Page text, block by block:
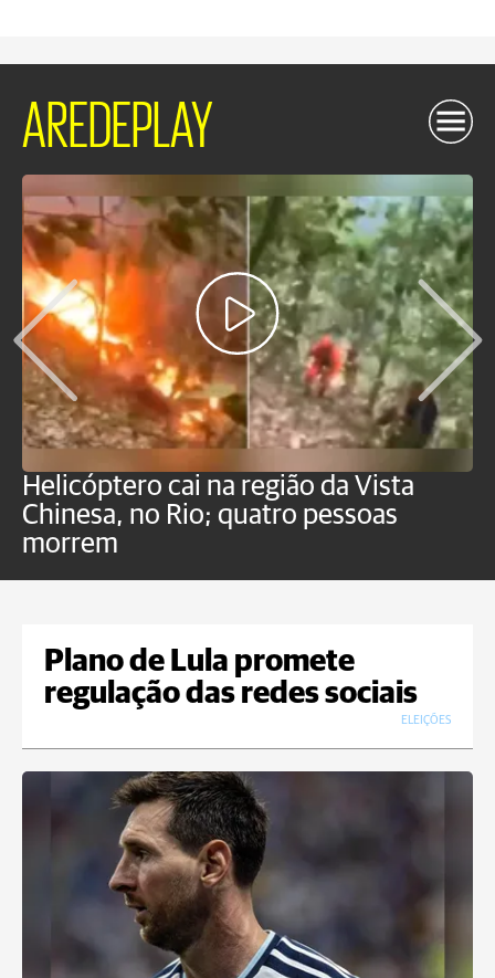
AREDEPLAY
Helicóptero cai na região da Vista
Chinesa, no Rio; quatro pessoas
morrem
Plano de Lula promete
regulação das redes sociais
ELEIÇÕES